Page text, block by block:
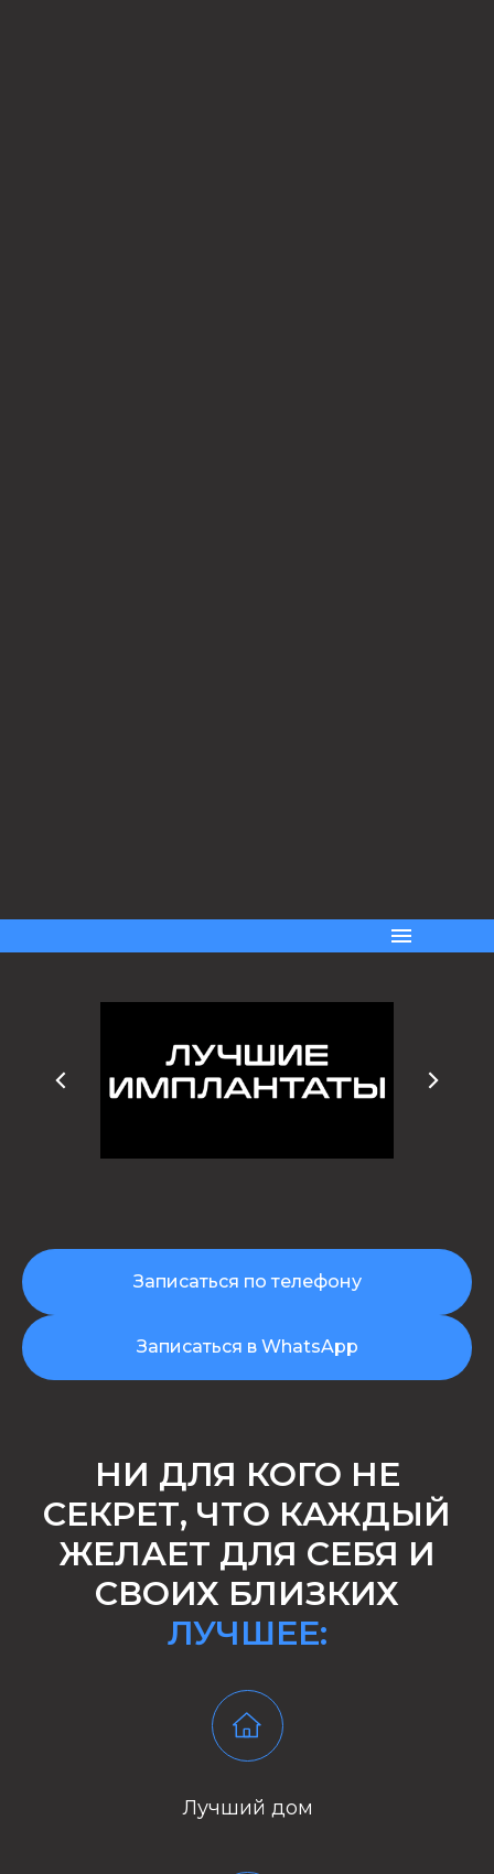
Записаться по телефону
Записаться в WhatsApp
НИ ДЛЯ КОГО НЕ
СЕКРЕТ, ЧТО КАЖДЫЙ
ЖЕЛАЕТ ДЛЯ СЕБЯ И
СВОИХ БЛИЗКИХ
ЛУЧШЕЕ:
Лучший дом